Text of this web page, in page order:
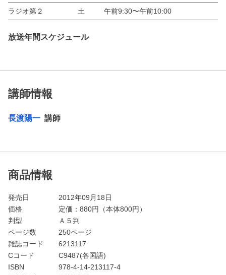
ラジオ第２ 土 午前9:30〜午前10:00
放送年間スケジュール
講師情報
長渡陽一 講師
商品情報
発売日
2012年09月18日
価格
定価： 880円（本体800円）
判型
Ａ５判
ページ数
250ページ
雑誌コード
6213117
Cコード
C9487(各国語)
ISBN
978-4-14-213117-4